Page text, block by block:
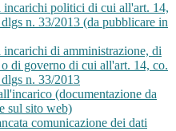
incarichi politici di cui all'art. 14,
n. 33/2013 (da pubblicare in
di amministrazione, di
di governo di cui all'art. 14, co.
n. 33/2013
(documentazione da
sul sito web)
comunicazione dei dati